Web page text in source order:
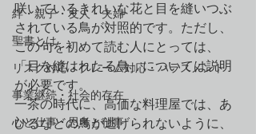
絆・親子・友人・夫婦
聖書とは
リスク対応・クレーム対応・ハラスメント
事業継続・社会的存在
心と仕事・思考と仕事
咲いているきれいな花と目を縫いつぶ
されている鳥が対照的です。ただし、
この句を初めて読む人にとっては、
「目を縫はれたる鳥」については説明
が必要です。
一茶の時代に、高価な料理屋では、あ
ひるなどの鳥が逃げられないように、